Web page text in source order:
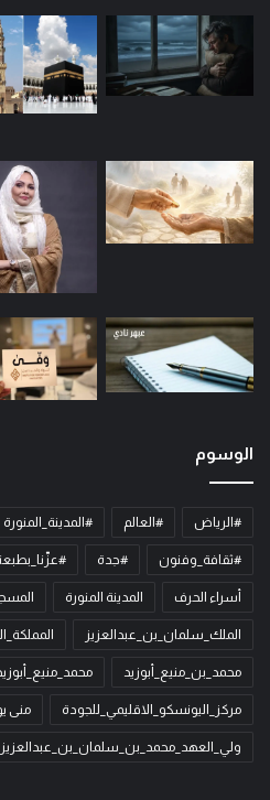
الوسوم
#الرياض #العالم #المدينة_المنورة
#ثقافة_وفنون #جدة
أسراء الحرف المدينة المنورة
الملك_سلمان_بن_عبدالعزيز
محمد_بن_منيع_أبوزيد
مركز_اليونسكو_الاقليمي_للجودة منى
ولي_العهد_محمد_بن_سلمان_بن_عبدالعزيز